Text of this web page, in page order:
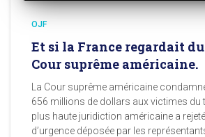
OJF
Et si la France regardait
Cour suprême américaine.
La Cour suprême américaine
656 millions de dollars aux victimes du
plus haute juridiction américaine a
d’urgence déposée par les